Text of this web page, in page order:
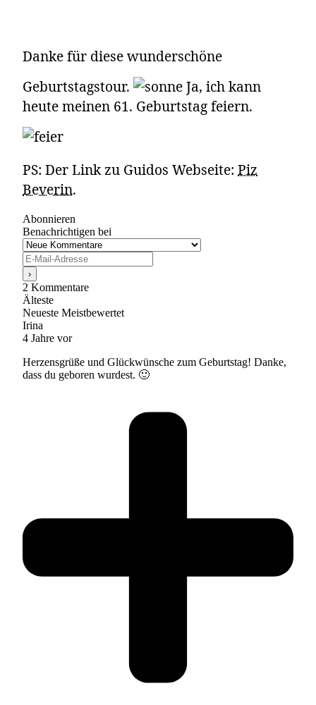
Danke für diese wunderschöne
Geburtstagstour.
Ja, ich kann
heute meinen 61. Geburtstag feiern.
PS: Der Link zu Guidos Webseite: Piz
Beverin.
Abonnieren
Benachrichtigen bei
2 Kommentare
Älteste
Neueste Meistbewertet
Irina
4 Jahre vor
Herzensgrüße und Glückwünsche zum Geburtstag! Danke,
dass du geboren wurdest. 🙂